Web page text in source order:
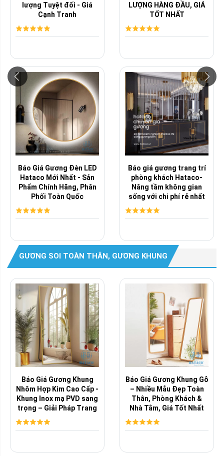
lượng Tuyệt đối - Giá
Cạnh Tranh
Báo Giá Gương Đèn LED
Hataco Mới Nhất - Sản
Phẩm Chính Hãng, Phân
Phối Toàn Quốc
LƯỢNG HÀNG ĐẦU, GIÁ
TỐT NHẤT
Báo giá gương trang trí
phòng khách Hataco-
Nâng tầm không gian
sống với chi phí rẻ nhất
GƯƠNG SOI TOÀN THÂN, GƯƠNG KHUNG
Báo Giá Gương Khung
Nhôm Hợp Kim Cao Cấp -
Khung Inox mạ PVD sang
trọng – Giải Pháp Trang
Báo Giá Gương Khung Gỗ
– Nhiều Mẫu Đẹp Toàn
Thân, Phòng Khách &
Nhà Tắm, Giá Tốt Nhất
Thị Trường